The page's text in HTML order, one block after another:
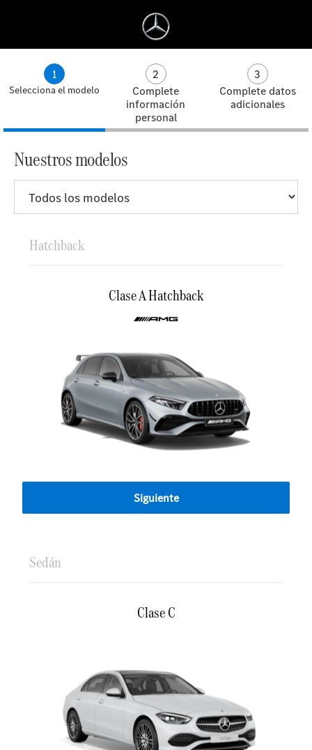
Saltar al contenido principal
Abrir menú de accesibilidad
1
Selecciona el modelo
2
Complete
información
personal
3
Complete datos
adicionales
Nuestros modelos
Hatchback
Clase A Hatchback
Siguiente
Sedán
Clase C